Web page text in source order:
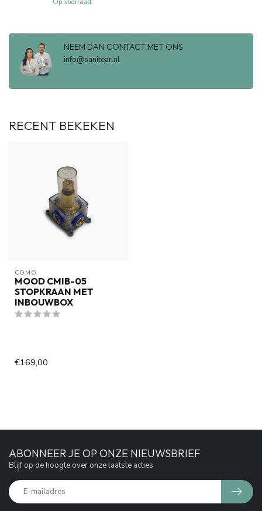
NEEM DAN CONTACT MET ONS
info@sanitear.nl
RECENT BEKEKEN
COMO
MOOD CMIB-05
STOPKRAAN MET
INBOUWBOX
€169,00
ABONNEER JE OP ONZE NIEUWSBRIEF
Blijf op de hoogte over onze laatste acties